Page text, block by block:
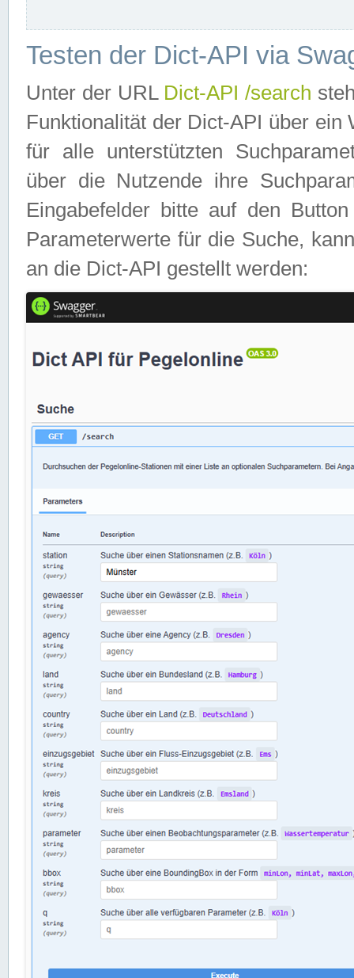
Testen der Dict-API via
Unter der URL Dict-API /search
Funktionalität der Dict-API über
für alle unterstützten
über die Nutzende ihre
Eingabefelder bitte auf den
Parameterwerte für die Suche,
an die Dict-API gestellt werden: